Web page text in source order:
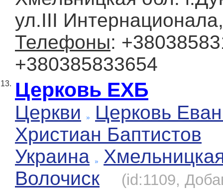
ул.ІІІ
Телефоны:
+380385833654
13. Церковь ЕХБ
Церкви
Церковь
Христиан Баптистов
Украина
Волочиск
(id:1109,